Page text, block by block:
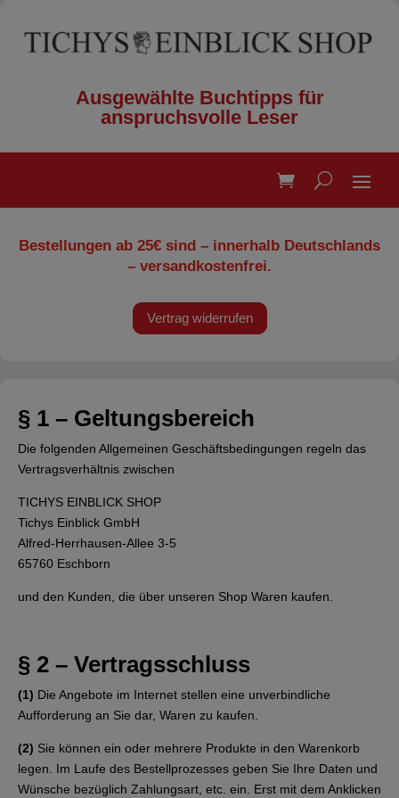
Ausgewählte Buchtipps für
anspruchsvolle Leser
Bestellungen ab 25€ sind – innerhalb Deutschlands
– versandkostenfrei.
Vertrag widerrufen
§ 1 – Geltungsbereich
Die folgenden Allgemeinen Geschäftsbedingungen regeln das
Vertragsverhältnis zwischen
TICHYS EINBLICK SHOP
Tichys Einblick GmbH
Alfred-Herrhausen-Allee 3-5
65760 Eschborn
und den Kunden, die über unseren Shop Waren kaufen.
§ 2 – Vertragsschluss
(1) Die Angebote im Internet stellen eine unverbindliche
Aufforderung an Sie dar, Waren zu kaufen.
(2) Sie können ein oder mehrere Produkte in den Warenkorb
legen. Im Laufe des Bestellprozesses geben Sie Ihre Daten und
Wünsche bezüglich Zahlungsart, etc. ein. Erst mit dem Anklicken